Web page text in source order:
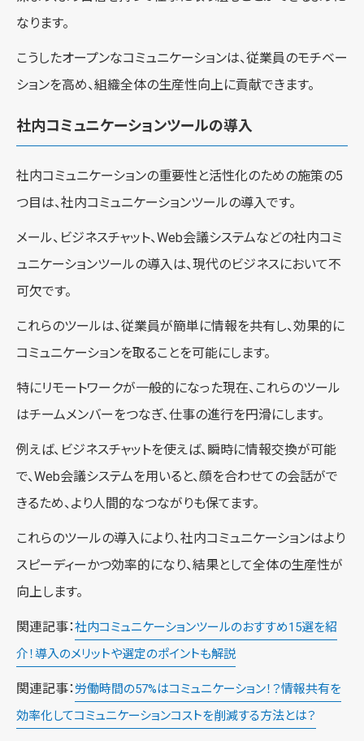
なります。
こうしたオープンなコミュニケーションは、従業員のモチベー
ションを高め、組織全体の生産性向上に貢献できます。
社内コミュニケーションツールの導入
社内コミュニケーションの重要性と活性化のための施策の5
つ目は、社内コミュニケーションツールの導入です。
メール、ビジネスチャット、Web会議システムなどの社内コミ
ュニケーションツールの導入は、現代のビジネスにおいて不
可欠です。
これらのツールは、従業員が簡単に情報を共有し、効果的に
コミュニケーションを取ることを可能にします。
特にリモートワークが一般的になった現在、これらのツール
はチームメンバーをつなぎ、仕事の進行を円滑にします。
例えば、ビジネスチャットを使えば、瞬時に情報交換が可能
で、Web会議システムを用いると、顔を合わせての会話がで
きるため、より人間的なつながりも保てます。
これらのツールの導入により、社内コミュニケーションはより
スピーディーかつ効率的になり、結果として全体の生産性が
向上します。
関連記事：社内コミュニケーションツールのおすすめ15選を紹
介！導入のメリットや選定のポイントも解説
関連記事： 労働時間の57%はコミュニケーション！？情報共有を
効率化してコミュニケーションコストを削減する方法とは？